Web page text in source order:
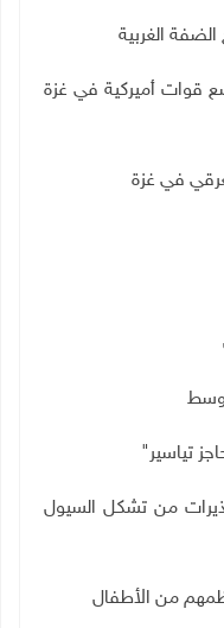
الغربية
قوات أميركية في غزة
في غزة
تياسير "
من تشكل السيول